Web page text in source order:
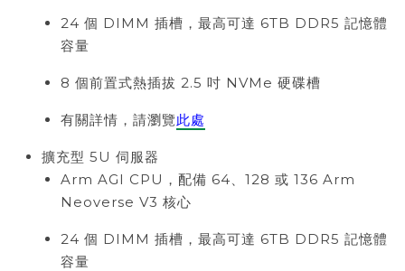
24 個 DIMM 插槽，最高可達 6TB DDR5 記憶體
容量
8 個前置式熱插拔 2.5 吋 NVMe 硬碟槽
有關詳情，請瀏覽此處
擴充型 5U 伺服器
Arm AGI CPU，配備 64、128 或 136 Arm
Neoverse V3 核心
24 個 DIMM 插槽，最高可達 6TB DDR5 記憶體
容量